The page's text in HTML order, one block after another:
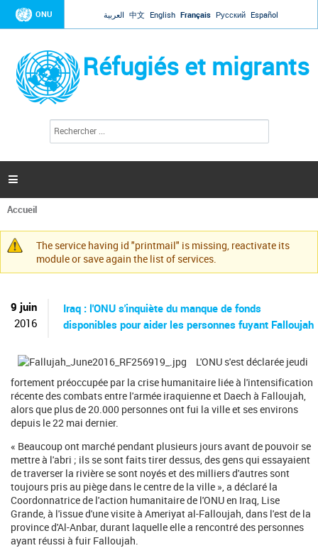
Jump to navigation
ONU العربية 中文 English Français Русский Español
Réfugiés et migrants
l
c
h

Vous
êtes
ici
Accueil
Message
d'avertissement
The service having id "printmail" is missing, reactivate its
module or save again the list of services.
9 juin
2016
Iraq : l'ONU s'inquiète du manque de fonds
disponibles pour aider les personnes fuyant Falloujah
L'ONU s'est déclarée jeudi
fortement préoccupée par la crise humanitaire liée à l'intensification
récente des combats entre l'armée iraquienne et Daech à Falloujah,
alors que plus de 20.000 personnes ont fui la ville et ses environs
depuis le 22 mai dernier.
« Beaucoup ont marché pendant plusieurs jours avant de pouvoir se
mettre à l'abri ; ils se sont faits tirer dessus, des gens qui essayaient
de traverser la rivière se sont noyés et des milliers d'autres sont
toujours pris au piège dans le centre de la ville », a déclaré la
Coordonnatrice de l'action humanitaire de l'ONU en Iraq, Lise
Grande, à l'issue d'une visite à Ameriyat al-Falloujah, dans l'est de la
province d'Al-Anbar, durant laquelle elle a rencontré des personnes
ayant réussi à fuir Falloujah.